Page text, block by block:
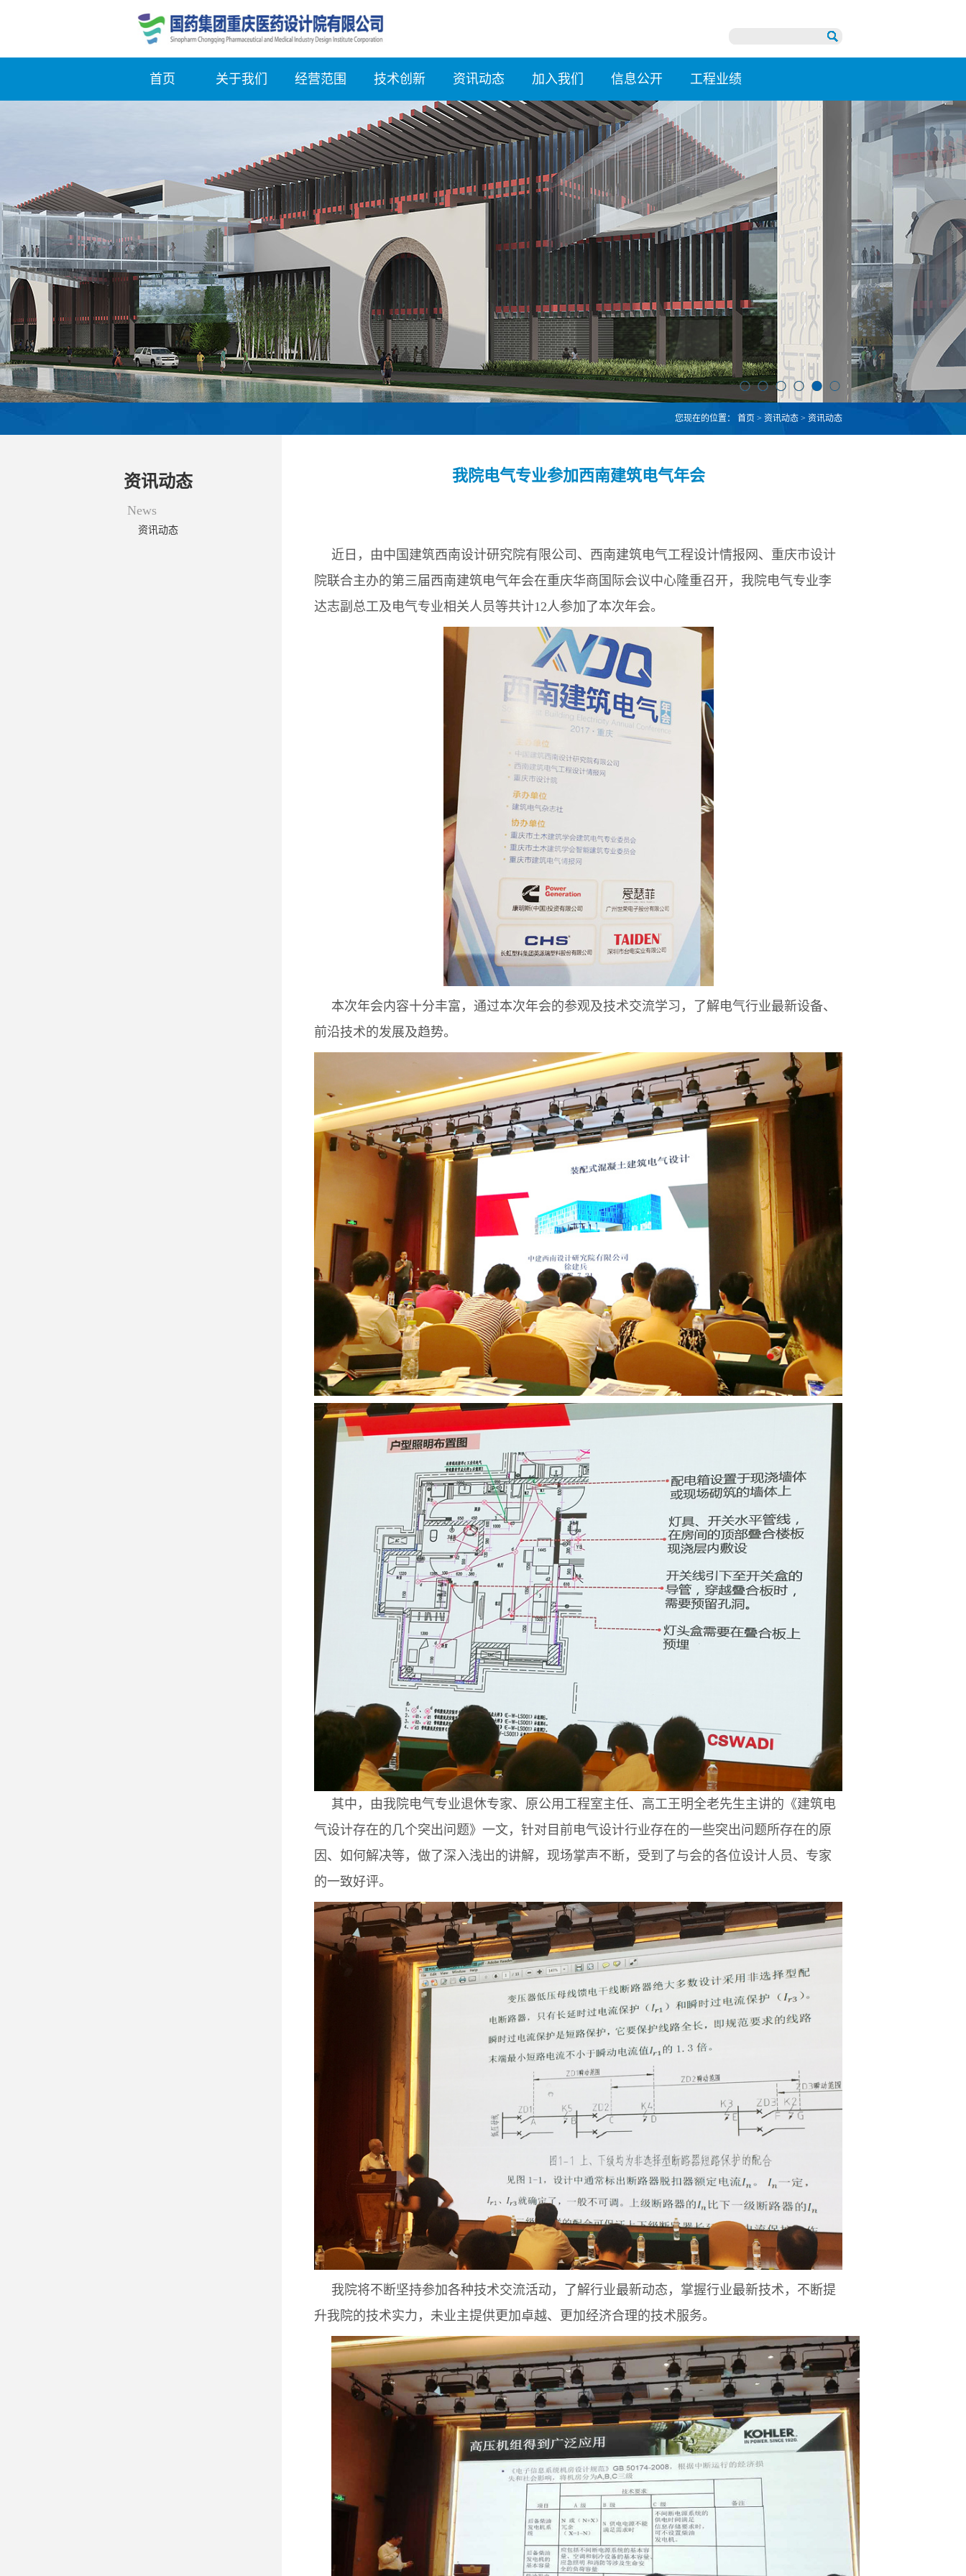
首页 关于我们 经营范围 技术创新 资讯动态 加入我们 信息公开 工程业绩
资讯动态
News
资讯动态
您现在的位置： 首页 > 资讯动态 > 资讯动态
我院电气专业参加西南建筑电气年会
近日，由中国建筑西南设计研究院有限公司、西南建筑电气工程设计情报网、重庆市设计
院联合主办的第三届西南建筑电气年会在重庆华商国际会议中心隆重召开，我院电气专业李
达志副总工及电气专业相关人员等共计12人参加了本次年会。
本次年会内容十分丰富，通过本次年会的参观及技术交流学习，了解电气行业最新设备、
前沿技术的发展及趋势。
其中，由我院电气专业退休专家、原公用工程室主任、高工王明全老先生主讲的《建筑电
气设计存在的几个突出问题》一文，针对目前电气设计行业存在的一些突出问题所存在的原
因、如何解决等，做了深入浅出的讲解，现场掌声不断，受到了与会的各位设计人员、专家
的一致好评。
我院将不断坚持参加各种技术交流活动，了解行业最新动态，掌握行业最新技术，不断提
升我院的技术实力，未业主提供更加卓越、更加经济合理的技术服务。